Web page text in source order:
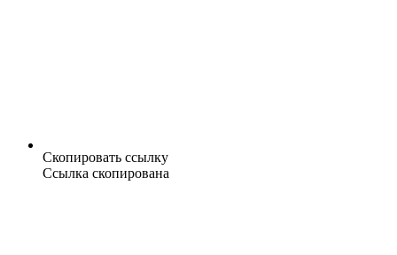
Скопировать ссылку
Ссылка скопирована